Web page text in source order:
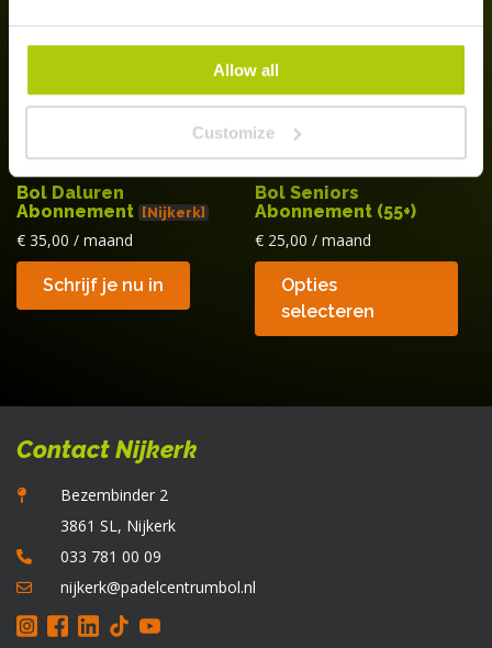
Allow all
Customize
gekozen
op
de
productpagina
Bol Daluren
Abonnement
[Nijkerk]
€ 35,00 / maand
Schrijf je nu in
Bol Seniors
Abonnement (55+)
€ 25,00 / maand
Opties
selecteren
Contact Nijkerk
Bezembinder 2
3861 SL, Nijkerk
033 781 00 09
nijkerk@padelcentrumbol.nl